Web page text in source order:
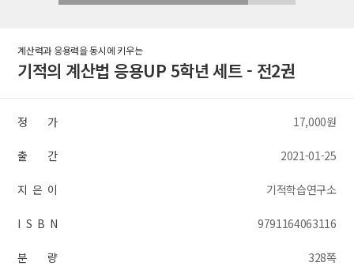
계산력과 응용력을 동시에 키우는
기적의 계산법 응용UP 5학년 세트 - 전2권
정 가 17,000원
출 간 2021-01-25
지 은 이 기적학습연구소
I S B N 9791164063116
분 량 328쪽